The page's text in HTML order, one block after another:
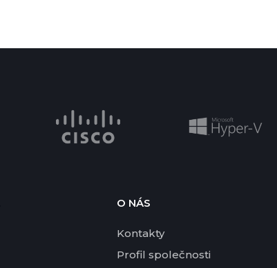
O NÁS
Kontakty
Profil společnosti